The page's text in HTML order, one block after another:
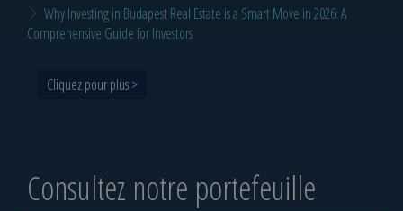
Why Investing in Budapest Real Estate is a Smart Move in 2026: A
Comprehensive Guide for Investors
Cliquez pour plus >
Consultez notre portefeuille